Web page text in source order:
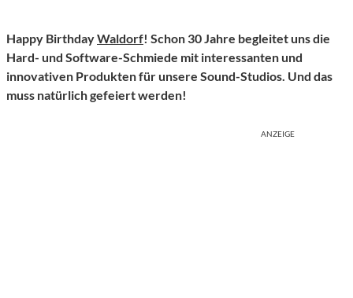
Happy BirthdayWaldorf! Schon 30 Jahre begleitet uns die
Hard- und Software-Schmiede mit interessanten und
innovativen Produkten für unsere Sound-Studios. Und das
muss natürlich gefeiert werden!
ANZEIGE